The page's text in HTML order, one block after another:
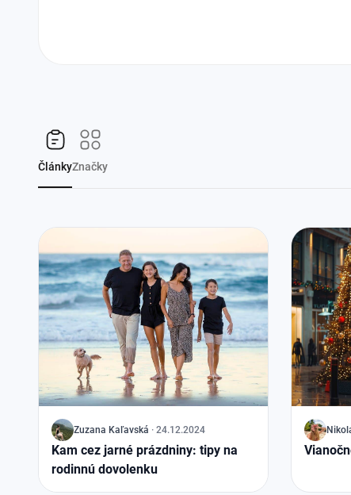
ČlánkyZnačky
J Zuzana Kaľavská · 24.12.2024
Kam cez jarné prázdniny: tipy na
rodinnú dovolenku
J